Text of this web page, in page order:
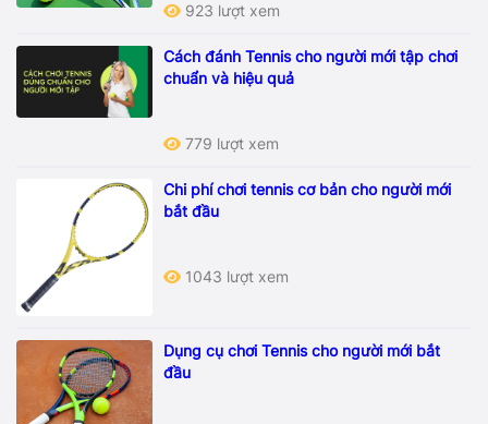
923 lượt xem
Cách đánh Tennis cho người mới tập chơi
chuẩn và hiệu quả
779 lượt xem
Chi phí chơi tennis cơ bản cho người mới
bắt đầu
1043 lượt xem
Dụng cụ chơi Tennis cho người mới bắt
đầu